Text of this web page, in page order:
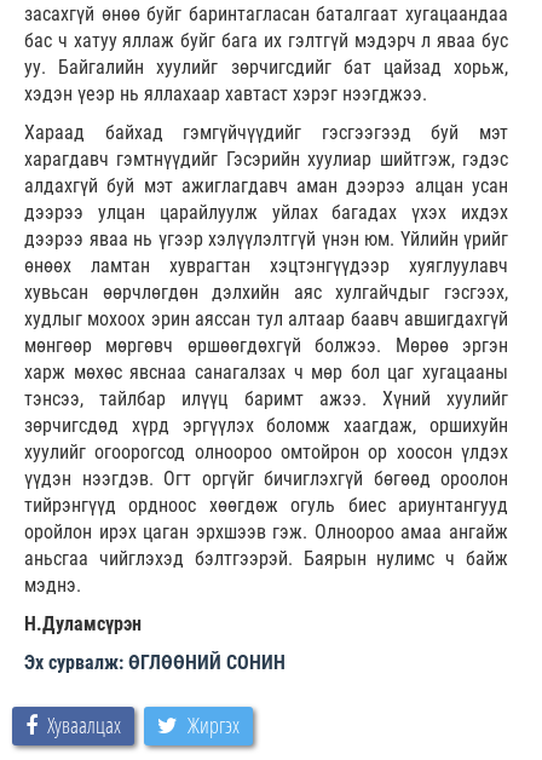
засахгүй өнөө буйг баринтагласан баталгаат хугацаандаа
бас ч хатуу яллаж буйг бага их гэлтгүй мэдэрч л яваа бус
уу. Байгалийн хуулийг зөрчигсдийг бат цайзад хорьж,
хэдэн үеэр нь яллахаар хавтаст хэрэг нээгджээ.
Хараад байхад гэмгүйчүүдийг гэсгээгээд буй мэт
харагдавч гэмтнүүдийг Гэсэрийн хуулиар шийтгэж, гэдэс
алдахгүй буй мэт ажиглагдавч аман дээрээ алцан усан
дээрээ улцан царайлуулж уйлах багадах үхэх ихдэх
дээрээ яваа нь үгээр хэлүүлэлтгүй үнэн юм. Үйлийн үрийг
өнөөх ламтан хуврагтан хэцтэнгүүдээр хуяглуулавч
хувьсан өөрчлөгдөн дэлхийн аяс хулгайчдыг гэсгээх,
худлыг мохоох эрин аяссан тул алтаар баавч авшигдахгүй
мөнгөөр мөргөвч өршөөгдөхгүй болжээ. Мөрөө эргэн
харж мөхөс явснаа санагалзах ч мөр бол цаг хугацааны
тэнсээ, тайлбар илүүц баримт ажээ. Хүний хуулийг
зөрчигсдөд хүрд эргүүлэх боломж хаагдаж, оршихуйн
хуулийг огоорогсод олноороо омтойрон ор хоосон үлдэх
үүдэн нээгдэв. Огт оргүйг бичиглэхгүй бөгөөд ороолон
тийрэнгүүд ордноос хөөгдөж огуль биес ариунтангууд
оройлон ирэх цаган эрхшээв гэж. Олноороо амаа ангайж
аньсгаа чийглэхэд бэлтгээрэй. Баярын нулимс ч байж
мэднэ.
Н.Дуламсүрэн
Эх сурвалж: ӨГЛӨӨНИЙ СОНИН
Хуваалцах Жиргэх